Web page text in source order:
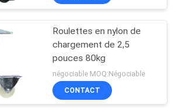
Roulettes en nylon de
chargement de 2,5
pouces 80kg
négociable MOQ:Négociable
CONTACT